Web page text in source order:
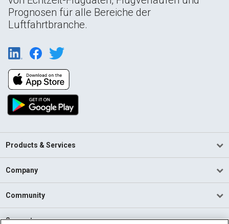
Prognosen für alle Bereiche der
Luftfahrtbranche.
Products & Services
Company
Community
Support